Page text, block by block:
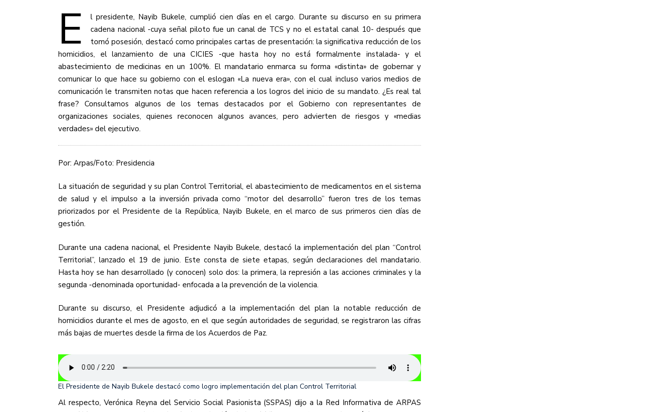
E
l presidente, Nayib Bukele, cumplió cien días en el cargo. Durante su discurso en su primera
cadena nacional -cuya señal piloto fue un canal de TCS y no el estatal canal 10- después que
tomó posesión, destacó como principales cartas de presentación: la significativa reducción de los
homicidios, el lanzamiento de una CICIES -que hasta hoy no está formalmente instalada- y el
abastecimiento de medicinas en un 100%. El mandatario enmarca su forma «distinta» de gobernar y
comunicar lo que hace su gobierno con el eslogan «La nueva era», con el cual incluso varios medios de
comunicación le transmiten notas que hacen referencia a los logros del inicio de su mandato. ¿Es real tal
frase? Consultamos algunos de los temas destacados por el Gobierno con representantes de
organizaciones sociales, quienes reconocen algunos avances, pero advierten de riesgos y «medias
verdades» del ejecutivo.
Por: Arpas/Foto: Presidencia
La situación de seguridad y su plan Control Territorial, el abastecimiento de medicamentos en el sistema
de salud y el impulso a la inversión privada como “motor del desarrollo” fueron tres de los temas
priorizados por el Presidente de la República, Nayib Bukele, en el marco de sus primeros cien días de
gestión.
Durante una cadena nacional, el Presidente Nayib Bukele, destacó la implementación del plan “Control
Territorial”, lanzado el 19 de junio. Este consta de siete etapas, según declaraciones del mandatario.
Hasta hoy se han desarrollado (y conocen) solo dos: la primera, la represión a las acciones criminales y la
segunda -denominada oportunidad- enfocada a la prevención de la violencia.
Durante su discurso, el Presidente adjudicó a la implementación del plan la notable reducción de
homicidios durante el mes de agosto, en el que según autoridades de seguridad, se registraron las cifras
más bajas de muertes desde la firma de los Acuerdos de Paz.
El Presidente de Nayib Bukele destacó como logro implementación del plan Control Territorial
Al respecto, Verónica Reyna del Servicio Social Pasionista (SSPAS) dijo a la Red Informativa de ARPAS